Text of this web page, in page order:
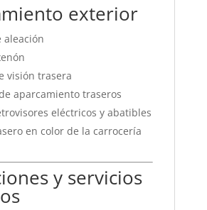
exterior
aleación
visión trasera
aparcamiento traseros
eléctricos y abatibles
en color de la carrocería
y servicios